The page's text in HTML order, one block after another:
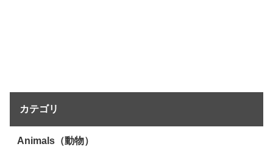
カテゴリ
Animals（動物）